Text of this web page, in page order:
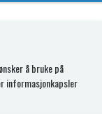
å bruke på
informasjonkapsler